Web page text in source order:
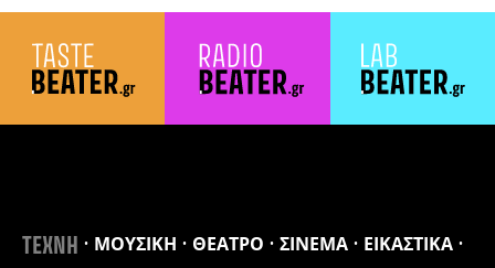
ΤΕΧΝΗ ΜΟΥΣΙΚΗ ΘΕΑΤΡΟ ΣΙΝΕΜΑ
ΕΙΚΑΣΤΙΚΑ